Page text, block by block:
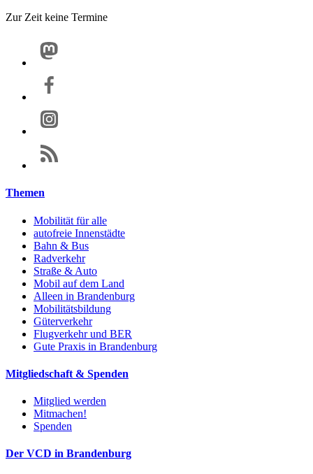
Zur Zeit keine Termine
Themen
Mobilität für alle
autofreie Innenstädte
Bahn & Bus
Radverkehr
Straße & Auto
Mobil auf dem Land
Alleen in Brandenburg
Mobilitätsbildung
Güterverkehr
Flugverkehr und BER
Gute Praxis in Brandenburg
Mitgliedschaft & Spenden
Mitglied werden
Mitmachen!
Spenden
Der VCD in Brandenburg